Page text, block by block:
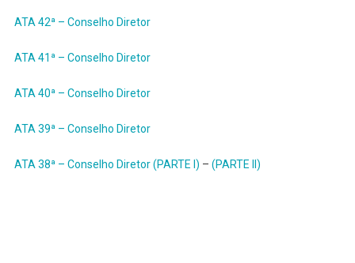
ATA 42ª – Conselho Diretor
ATA 41ª – Conselho Diretor
ATA 40ª – Conselho Diretor
ATA 39ª – Conselho Diretor
ATA 38ª – Conselho Diretor (PARTE I) – (PARTE II)